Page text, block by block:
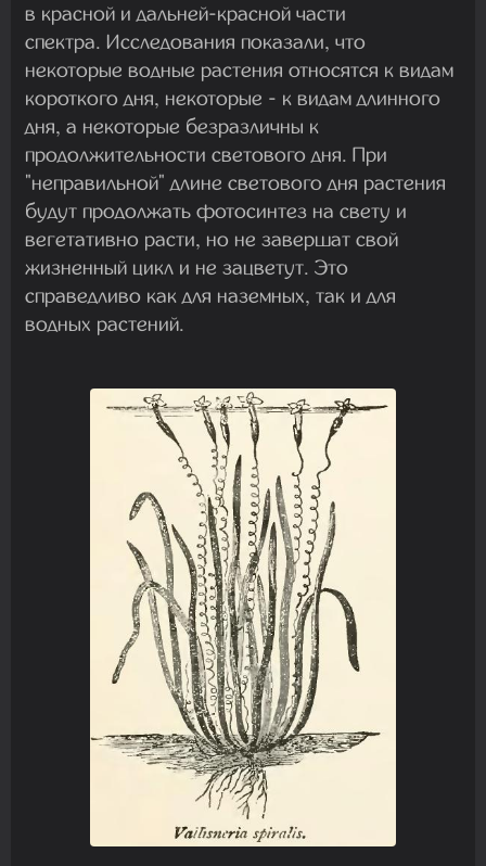
в красной и дальней-красной части
спектра. Исследования показали, что
некоторые водные растения относятся к видам
короткого дня, некоторые - к видам длинного
дня, а некоторые безразличны к
продолжительности светового дня. При
"неправильной" длине светового дня растения
будут продолжать фотосинтез на свету и
вегетативно расти, но не завершат свой
жизненный цикл и не зацветут. Это
справедливо как для наземных, так и для
водных растений.